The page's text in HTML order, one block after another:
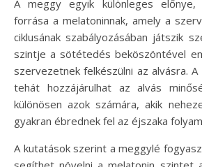
A meggy egyik különleges
forrása a melatoninnak, amely a
ciklusának szabályozásában játszik
szintje a sötétedés beköszöntével
szervezetnek felkészülni az alvásra.
tehát hozzájárulhat az alvás
különösen azok számára, akik
gyakran ébrednek fel az éjszaka
A kutatások szerint a meggylé